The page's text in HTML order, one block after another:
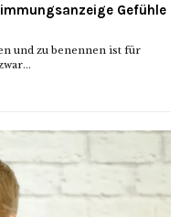
Gefühle
und zu benennen ist für